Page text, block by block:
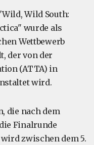
Wild South:
wurde als
Wettbewerb
der von der
(ATTA) in
wird.
die nach dem
Finalrunde
zwischen dem 5.